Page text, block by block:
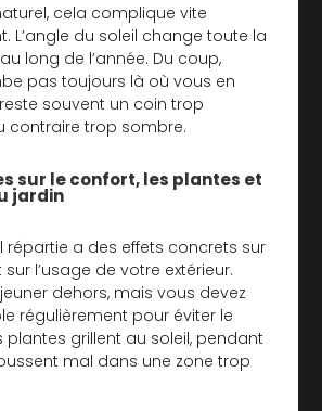
cela complique vite
L’angle du soleil change toute la
long de l’année. Du coup,
pas toujours là où vous en
souvent un coin trop
contraire trop sombre.
sur le confort, les plantes et
jardin
répartie a des effets concrets sur
l’usage de votre extérieur.
dehors, mais vous devez
régulièrement pour éviter le
plantes grillent au soleil, pendant
mal dans une zone trop